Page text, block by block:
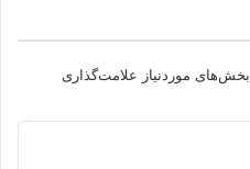
بخش‌های موردنیاز علامت‌گذاری